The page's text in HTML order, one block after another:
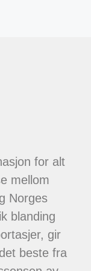
for alt
mellom
Norges
blanding
gir
beste fra